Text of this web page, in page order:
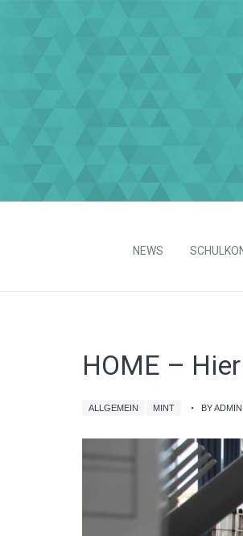
NEWS
HOME –
ALLGEMEIN MINT BY ADMIN